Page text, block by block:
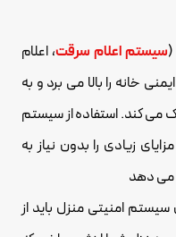
سیستم اعلام سرقت، اعلام
خانه را بالا می برد و به
می کند. استفاده از سیستم
زیادی را بدون نیاز به
می دهد
امنیتی منزل باید از